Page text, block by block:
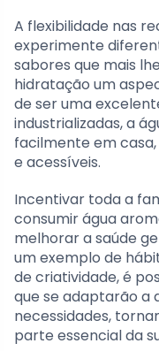
A flexibilidade nas
experimente
sabores que mais
hidratação um
de ser uma
industrializadas, a
facilmente em
e acessíveis.
Incentivar toda a
consumir água
melhorar a saúde
um exemplo de
de criatividade, é
que se adaptarão a
necessidades,
parte essencial da